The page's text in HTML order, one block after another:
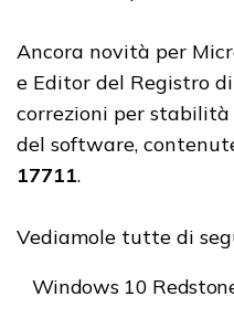
Ancora novità per
e Editor del Registro
correzioni per
del software,
17711.
Vediamole tutte di
Windows 10